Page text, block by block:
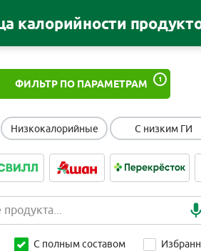
калорийности
1
ФИЛЬТР ПО ПАРАМЕТРАМ
Низкокалорийные С низким ГИ
С полным составом